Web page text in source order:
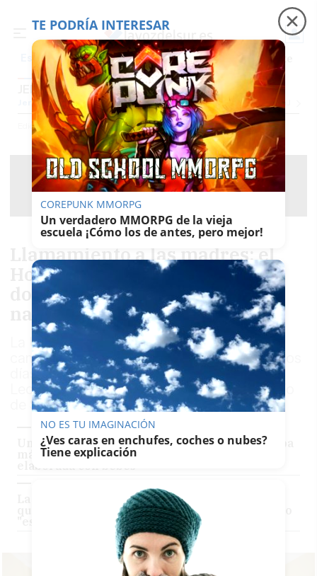
Es noticia Precio luz Padre Coraje Fábrica de botellas
JEREZ
JerezProvincia CádizCádizSevillaMálagaHuelvaGranadaCórdoba
Ediciones Jerez
Llamamiento a las madres: el
Hospital de Jerez busca
donantes de leche para recién
nacidos prematuros
La Unidad de Neonatología impulsa una
campaña ante los nuevos envíos previstos los
días 16 y 30 de junio al Banco Regional de
Leche Materna del Hospital Virgen del Rocío
de Sevilla
Un hombre de 39 años de Puerto Real guardaba
más de 500 archivos de pornografía infantil
elaborada con bebés
La familia paterna de la bebé fallecida por
quemaduras en Sevilla rompe su silencio: hubo
"escenarios complejos" previos
TE PODRÍA INTERESAR
COREPUNK MMORPG
Un verdadero MMORPG de la vieja
escuela ¡Cómo los de antes, pero mejor!
NO ES TU IMAGINACIÓN
¿Ves caras en enchufes, coches o nubes?
Tiene explicación